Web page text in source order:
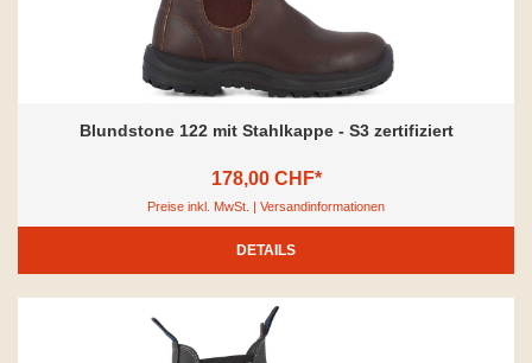
Blundstone 122 mit Stahlkappe - S3 zertifiziert
178,00 CHF*
Preise inkl. MwSt. | Versandinformationen
DETAILS